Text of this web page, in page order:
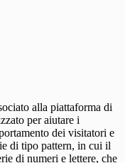
alla piattaforma di
per aiutare i
dei visitatori e
di tipo pattern, in cui il
di numeri e lettere, che